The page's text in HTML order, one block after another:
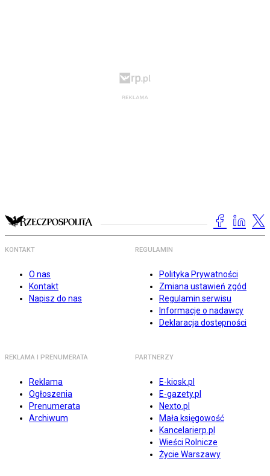
KONTAKT
O nas
Kontakt
Napisz do nas
REGULAMIN
Polityka Prywatności
Zmiana ustawień zgód
Regulamin serwisu
Informacje o nadawcy
Deklaracja dostępności
REKLAMA I PRENUMERATA
Reklama
Ogłoszenia
Prenumerata
Archiwum
PARTNERZY
E-kiosk.pl
E-gazety.pl
Nexto.pl
Mała księgowość
Kancelarierp.pl
Wieści Rolnicze
Życie Warszawy